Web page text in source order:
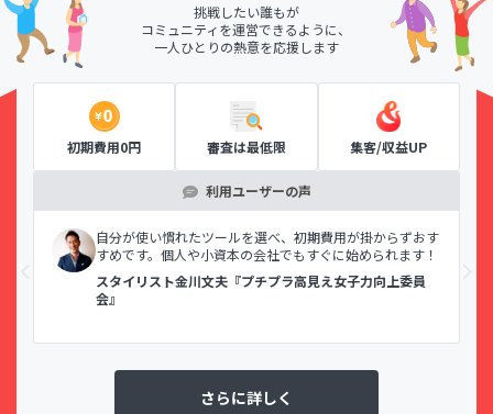
挑戦したい誰もが
コミュニティを運営できるように、
一人ひとりの熱意を応援します
初期費用0円 審査は最低限 集客/収益UP
利用ユーザーの声
自分が使い慣れたツールを選べ、初期費用が掛からずおす
すめです。個人や小資本の会社でもすぐに始められます！
スタイリスト金川文夫『プチプラ高見え女子力向上委員
会』
さらに詳しく